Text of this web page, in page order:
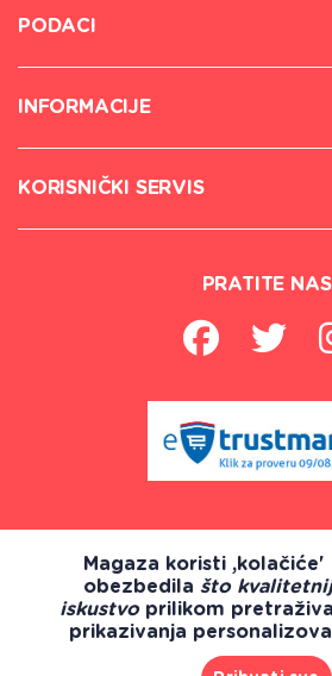
PODACI
INFORMACIJE
KORISNIČKI SERVIS
PRATITE NAS
Magaza koristi ,kolačiće'
obezbedila što
iskustvoprilikom
prikazivanja